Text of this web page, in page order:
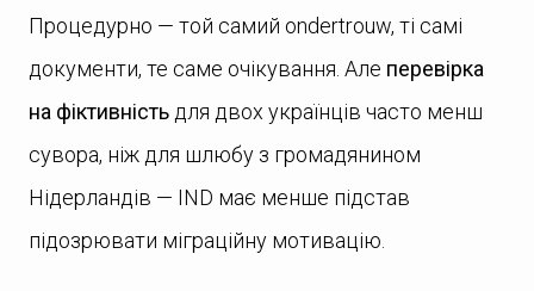
Процедурно — той самий ondertrouw, ті самі
документи, те саме очікування. Але перевірка
на фіктивність для двох українців часто менш
сувора, ніж для шлюбу з громадянином
Нідерландів — IND має менше підстав
підозрювати міграційну мотивацію.